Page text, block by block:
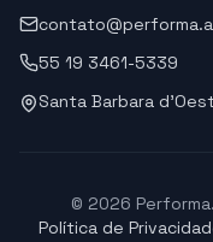
55 19 3461-5339
Santa Barbara
© 2026
Política de